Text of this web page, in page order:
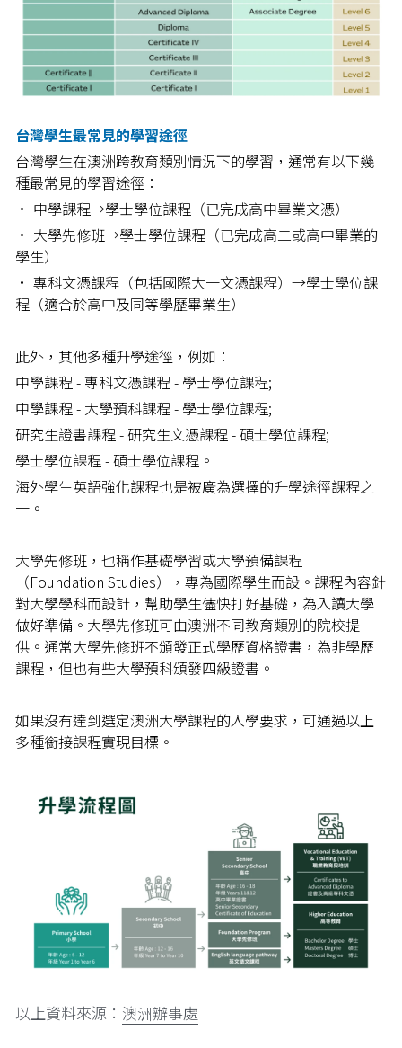
台灣學生最常見的學習途徑
台灣學生在澳洲跨教育類別情況下的學習，通常有以下幾
種最常見的學習途徑：
• 中學課程→學士學位課程（已完成高中畢業文憑）
• 大學先修班→學士學位課程（已完成高二或高中畢業的
學生）
• 專科文憑課程（包括國際大一文憑課程）→學士學位課
程（適合於高中及同等學歷畢業生）
此外，其他多種升學途徑，例如：
中學課程 - 專科文憑課程 - 學士學位課程;
中學課程 - 大學預科課程 - 學士學位課程;
研究生證書課程 - 研究生文憑課程 - 碩士學位課程;
學士學位課程 - 碩士學位課程。
海外學生英語強化課程也是被廣為選擇的升學途徑課程之
一。
大學先修班，也稱作基礎學習或大學預備課程
（Foundation Studies），專為國際學生而設。課程內容針
對大學學科而設計，幫助學生儘快打好基礎，為入讀大學
做好準備。大學先修班可由澳洲不同教育類別的院校提
供。通常大學先修班不頒發正式學歷資格證書，為非學歷
課程，但也有些大學預科頒發四級證書。
如果沒有達到選定澳洲大學課程的入學要求，可通過以上
多種銜接課程實現目標。
以上資料來源： 澳洲辦事處